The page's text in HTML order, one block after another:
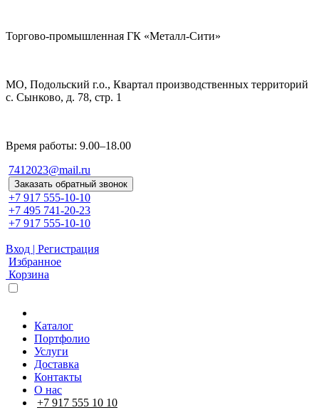
Торгово-промышленная ГК «Металл-Сити»
МО, Подольский г.о., Квартал производственных территорий
с. Сынково, д. 78, стр. 1
Время работы: 9.00–18.00
7412023@mail.ru
Заказать обратный звонок
+7 917 555-10-10
+7 495 741-20-23
+7 917 555-10-10
Вход | Регистрация
Избранное
Корзина
Каталог
Портфолио
Услуги
Доставка
Контакты
О нас
+7 917 555 10 10